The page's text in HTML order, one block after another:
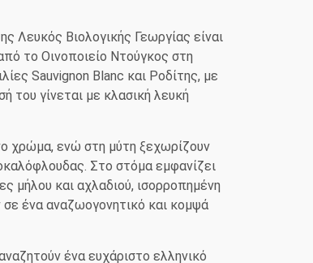
Λευκός Βιολογικής Γεωργίας είναι
το Οινοποιείο Ντούγκος στη
Sauvignon Blanc και Ροδίτης, με
του γίνεται με κλασική λευκή
χρώμα, ενώ στη μύτη ξεχωρίζουν
Στο στόμα εμφανίζει
μήλου και αχλαδιού, ισορροπημένη
ένα αναζωογονητικό και κομψά
ένα ευχάριστο ελληνικό